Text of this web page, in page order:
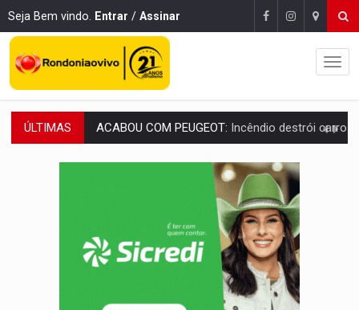
Seja Bem vindo. Entrar / Assinar
ÚLTIMAS VÍDEO:Ladrão é filmado furtando moto na frente do bar
BOLSAS DE PESQUISA:Iniciativa Amazônia+10 lança chamada para fortalecer
Brasil tem grandes reservas de urânio, mas produz pouco e
Serpente capturada na fábrica da Coca-Cola é
HOMENAGEM:Cientistas cassados pelo AI-5 se tornam pesquisadores
Líder religioso é preso por abusar de fiéis sob pretexto de